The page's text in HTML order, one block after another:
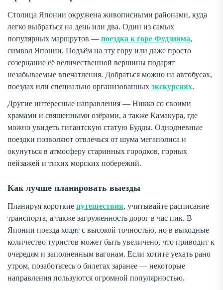
Столица Японии окружена живописными районами, куда
легко выбраться на день или два. Один из самых
популярных маршрутов — поездка к горе Фудзияма,
символ Японии. Подъём на эту гору или даже просто
созерцание её величественной вершины подарят
незабываемые впечатления. Добраться можно на автобусах,
поездах или специально организованных экскурсиях.
Другие интересные направления — Никко со своими
храмами и священными озёрами, а также Камакура, где
можно увидеть гигантскую статую Будды. Однодневные
поездки позволяют отвлечься от шума мегаполиса и
окунуться в атмосферу старинных городков, горных
пейзажей и тихих морских побережий.
Как лучше планировать выезды
Планируя короткие путешествия, учитывайте расписание
транспорта, а также загруженность дорог в час пик. В
Японии поезда ходят с высокой точностью, но в выходные
количество туристов может быть увеличено, что приводит к
очередям и заполненным вагонам. Если хотите уехать рано
утром, позаботьтесь о билетах заранее — некоторые
направления пользуются огромной популярностью.